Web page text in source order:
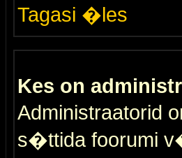
Tagasi �les
Kes on
Administraatorid
s�ttida foorumi